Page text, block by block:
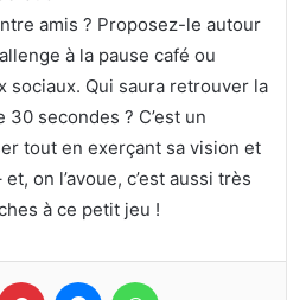
amis ? Proposez-le autour
à la pause café ou
sociaux. Qui saura retrouver la
secondes ? C’est un
tout en exerçant sa vision et
on l’avoue, c’est aussi très
à ce petit jeu !
Pinterest Messenger